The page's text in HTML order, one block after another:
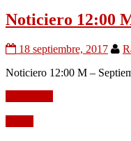
Noticiero 12:00
18 septiembre, 2017
Noticiero 12:00 M –